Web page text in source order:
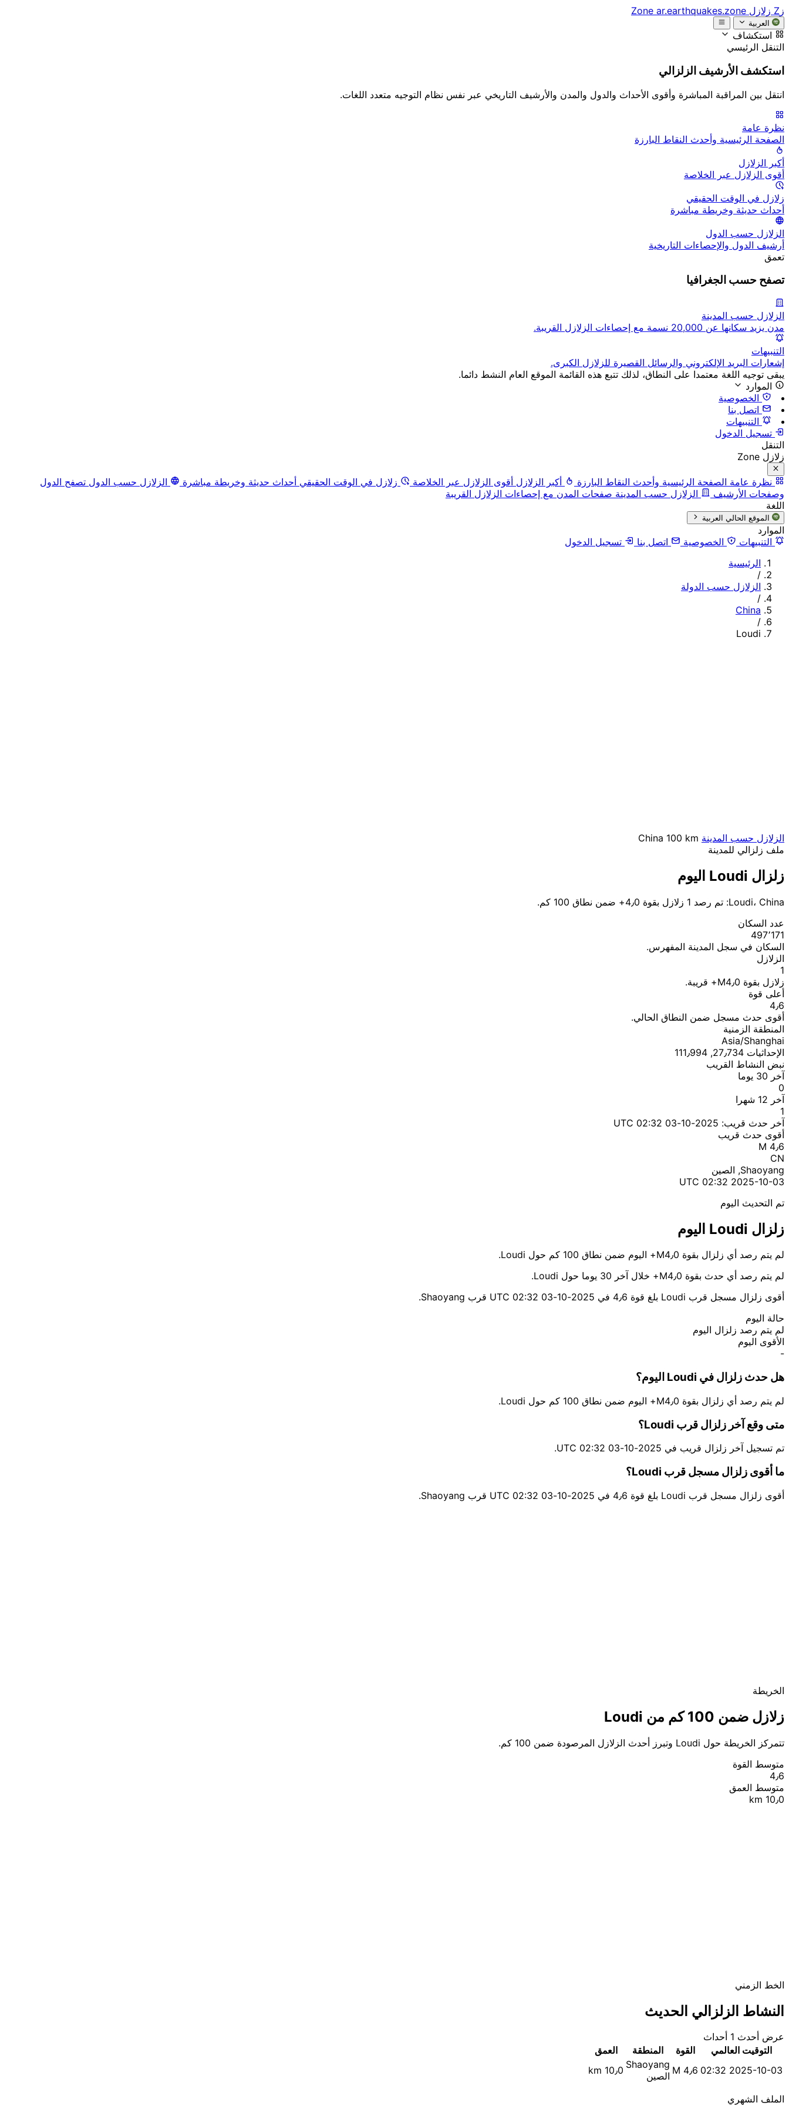
زZ زلازل Zone ar.earthquakes.zone
العربية
استكشاف
التنقل الرئيسي
استكشف الأرشيف الزلزالي
انتقل بين المراقبة المباشرة وأقوى الأحداث والدول والمدن والأرشيف التاريخي عبر نفس نظام التوجيه متعدد اللغات.
نظرة عامة
الصفحة الرئيسية وأحدث النقاط البارزة
أكبر الزلازل
أقوى الزلازل عبر الخلاصة
زلازل في الوقت الحقيقي
أحداث حديثة وخريطة مباشرة
الزلازل حسب الدول
أرشيف الدول والإحصاءات التاريخية
تعمق
تصفح حسب الجغرافيا
الزلازل حسب المدينة
مدن يزيد سكانها عن 20,000 نسمة مع إحصاءات الزلازل القريبة.
التنبيهات
إشعارات البريد الإلكتروني والرسائل القصيرة للزلازل الكبرى.
يبقى توجيه اللغة معتمدا على النطاق، لذلك تتبع هذه القائمة الموقع العام النشط دائما.
الموارد
الخصوصية
اتصل بنا
التنبيهات
تسجيل الدخول
التنقل
زلازل Zone
نظرة عامة الصفحة الرئيسية وأحدث النقاط البارزة أكبر الزلازل أقوى الزلازل عبر الخلاصة زلازل في الوقت الحقيقي أحداث حديثة وخريطة مباشرة الزلازل حسب الدول تصفح الدول
وصفحات الأرشيف
الزلازل حسب المدينة صفحات المدن مع إحصاءات الزلازل القريبة
اللغة
الموقع الحالي العربية
الموارد
التنبيهات
الخصوصية اتصل بنا
تسجيل الدخول
الرئيسية
/
الزلازل حسب الدولة
/
China
/
Loudi
الزلازل حسب المدينة China 100 km
ملف زلزالي للمدينة
زلزال Loudi اليوم
Loudi، China: تم رصد 1 زلازل بقوة 4٫0+ ضمن نطاق 100 كم.
عدد السكان
497٬171
السكان في سجل المدينة المفهرس.
الزلازل
1
زلازل بقوة M4٫0+ قريبة.
أعلى قوة
4٫6
أقوى حدث مسجل ضمن النطاق الحالي.
المنطقة الزمنية
Asia/Shanghai
الإحداثيات 27٫734, 111٫994
نبض النشاط القريب
آخر 30 يوما
0
آخر 12 شهرا
1
آخر حدث قريب: 2025-10-03 02:32 UTC
أقوى حدث قريب
M 4٫6
CN
Shaoyang, الصين
2025-10-03 02:32 UTC
تم التحديث اليوم
زلزال Loudi اليوم
لم يتم رصد أي زلزال بقوة M4٫0+ اليوم ضمن نطاق 100 كم حول Loudi.
لم يتم رصد أي حدث بقوة M4٫0+ خلال آخر 30 يوما حول Loudi.
أقوى زلزال مسجل قرب Loudi بلغ قوة 4٫6 في 2025-10-03 02:32 UTC قرب Shaoyang.
حالة اليوم
لم يتم رصد زلزال اليوم
الأقوى اليوم
-
هل حدث زلزال في Loudi اليوم؟
لم يتم رصد أي زلزال بقوة M4٫0+ اليوم ضمن نطاق 100 كم حول Loudi.
متى وقع آخر زلزال قرب Loudi؟
تم تسجيل آخر زلزال قريب في 2025-10-03 02:32 UTC.
ما أقوى زلزال مسجل قرب Loudi؟
أقوى زلزال مسجل قرب Loudi بلغ قوة 4٫6 في 2025-10-03 02:32 UTC قرب Shaoyang.
الخريطة
زلازل ضمن 100 كم من Loudi
تتمركز الخريطة حول Loudi وتبرز أحدث الزلازل المرصودة ضمن 100 كم.
متوسط القوة
4٫6
متوسط العمق
10٫0 km
Leaflet
© OpenStreetMap contributors
الخط الزمني
النشاط الزلزالي الحديث
عرض أحدث 1 أحداث
التوقيت العالمي
القوة المنطقة
العمق
2025-10-03 02:32
M 4٫6 Shaoyang
الصين
10٫0 km
الملف الشهري